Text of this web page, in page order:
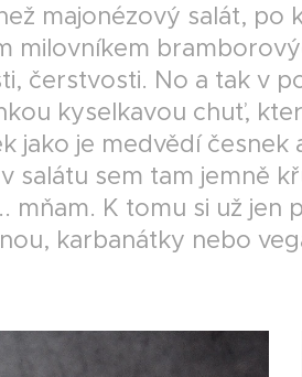
majonézový salát, po
milovníkem
čerstvosti. No a tak v
kyselkavou chuť,
jako je medvědí česnek
salátu sem tam jemně
mňam. K tomu si už
karbanátky nebo